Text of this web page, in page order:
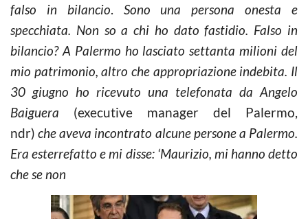
falso in bilancio. Sono una persona onesta e
specchiata. Non so a chi ho dato fastidio. Falso in
bilancio? A Palermo ho lasciato settanta milioni del
mio patrimonio, altro che appropriazione indebita. Il
30 giugno ho ricevuto una telefonata da Angelo
Baiguera (executive manager del Palermo,
ndr)che aveva incontrato alcune persone a Palermo.
Era esterrefatto e mi disse: ‘Maurizio, mi hanno detto
che se non